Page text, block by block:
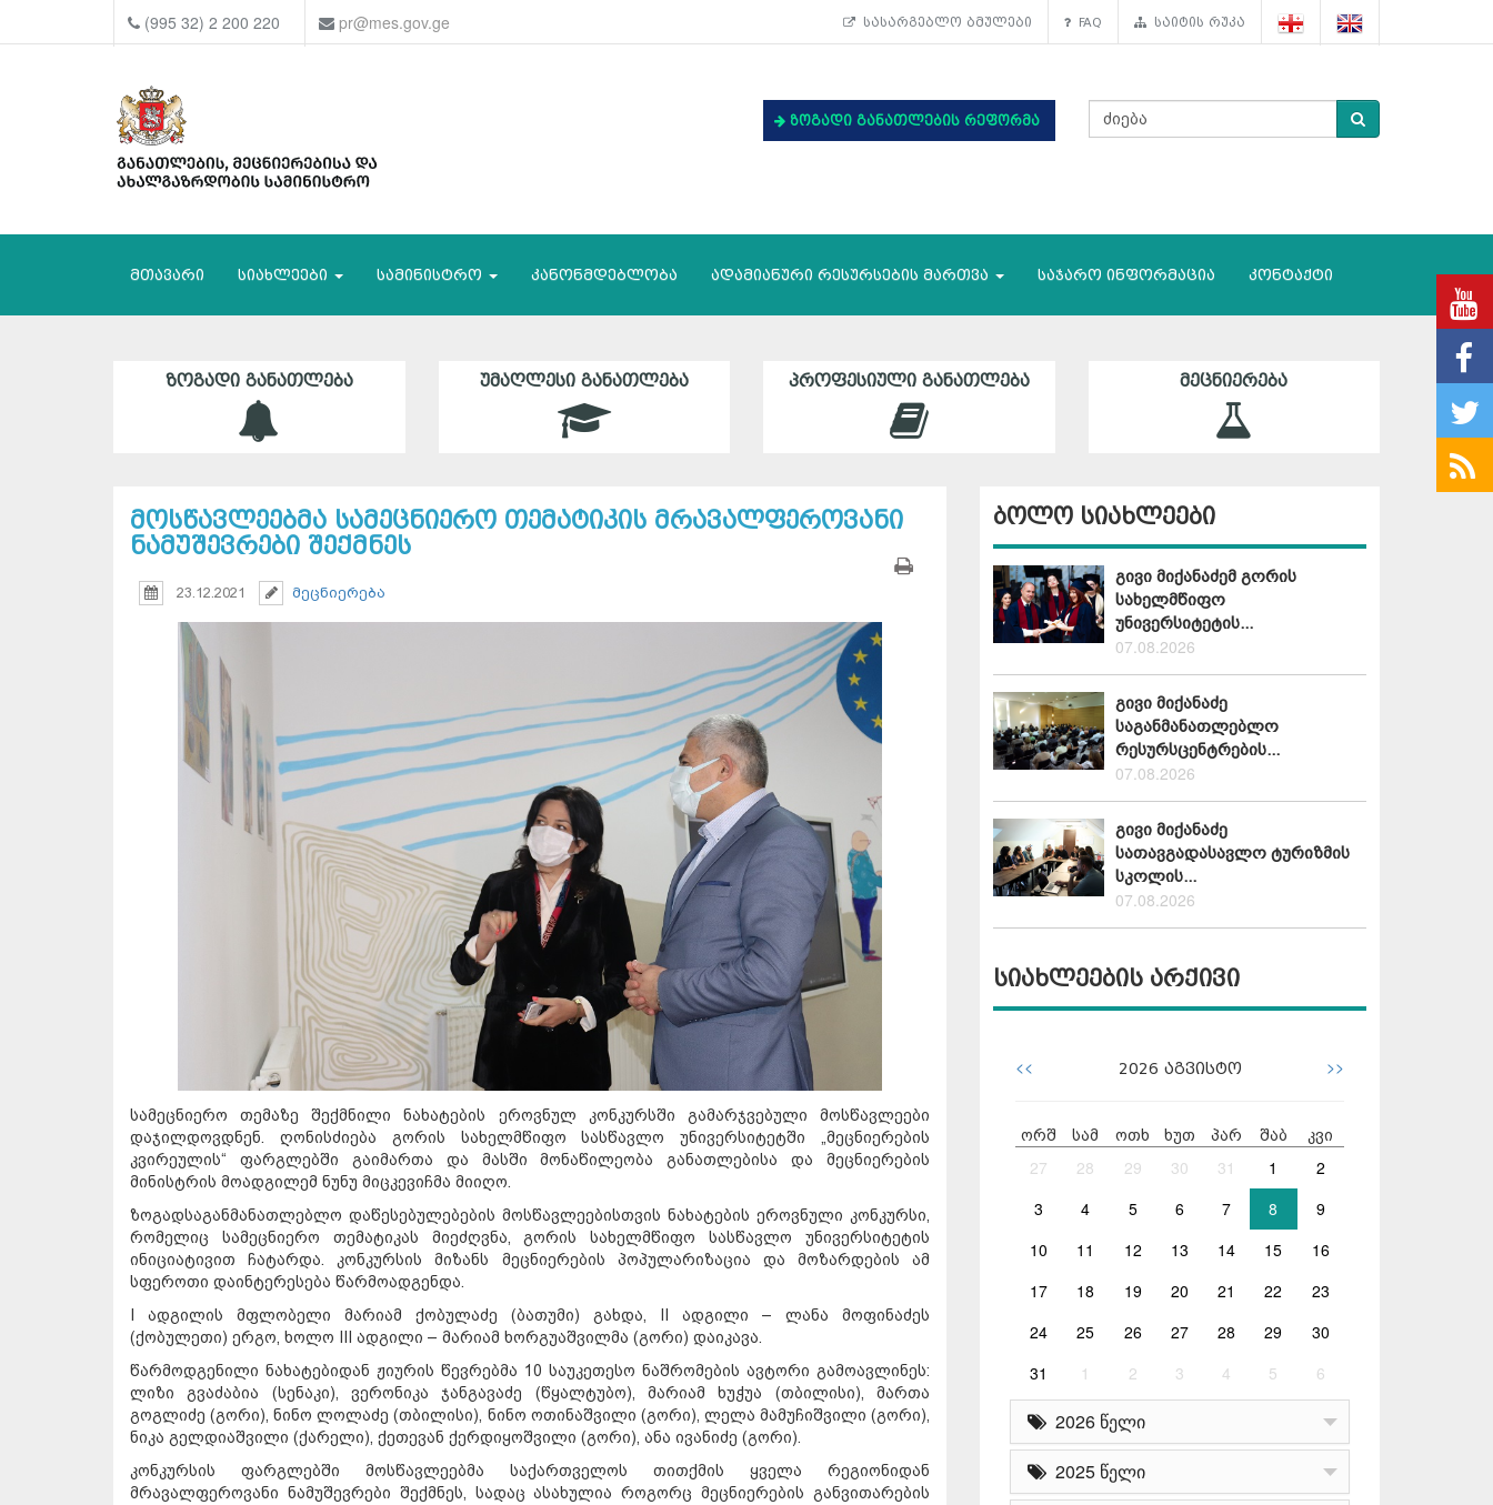
(995 32) 2 200 220 pr@mes.gov.ge სასარგებლო ბმულები FAQ საიტის რუკა
ზოგადი განათლების რეფორმა
მთავარი სიახლეები სამინისტრო კანონმდებლობა ადამიანური რესურსების მართვა საჯარო ინფორმაცია კონტაქტი
ᲖᲝᲒᲐᲓᲘ ᲒᲐᲜᲐᲗᲚᲔᲑᲐ ᲣᲛᲐᲦᲚᲔᲡᲘ ᲒᲐᲜᲐᲗᲚᲔᲑᲐ ᲞᲠᲝᲤᲔᲡᲘᲣᲚᲘ ᲒᲐᲜᲐᲗᲚᲔᲑᲐ ᲛᲔᲪᲜᲘᲔᲠᲔᲑᲐ
მოსწავლეებმა სამეცნიერო თემატიკის მრავალფეროვანი
ნამუშევრები შექმნეს
23.12.2021 მეცნიერება
სამეცნიერო თემაზე შექმნილი ნახატების ეროვნულ კონკურსში გამარჯვებული მოსწავლეები
დაჯილდოვდნენ. ღონისძიება გორის სახელმწიფო სასწავლო უნივერსიტეტში „მეცნიერების
კვირეულის“ ფარგლებში გაიმართა და მასში მონაწილეობა განათლებისა და მეცნიერების
მინისტრის მოადგილემ ნუნუ მიცკევიჩმა მიიღო.
ზოგადსაგანმანათლებლო დაწესებულებების მოსწავლეებისთვის ნახატების ეროვნული კონკურსი,
რომელიც სამეცნიერო თემატიკას მიეძღვნა, გორის სახელმწიფო სასწავლო უნივერსიტეტის
ინიციატივით ჩატარდა. კონკურსის მიზანს მეცნიერების პოპულარიზაცია და მოზარდების ამ
სფეროთი დაინტერესება წარმოადგენდა.
I ადგილის მფლობელი მარიამ ქობულაძე (ბათუმი) გახდა, II ადგილი – ლანა მოფინაძეს
(ქობულეთი) ერგო, ხოლო III ადგილი – მარიამ ხორგუაშვილმა (გორი) დაიკავა.
წარმოდგენილი ნახატებიდან ჟიურის წევრებმა 10 საუკეთესო ნაშრომების ავტორი გამოავლინეს:
ლიზი გვაძაბია (სენაკი), ვერონიკა ჯანგავაძე (წყალტუბო), მარიამ ხუჭუა (თბილისი), მართა
გოგლიძე (გორი), ნინო ლოლაძე (თბილისი), ნინო ოთინაშვილი (გორი), ლელა მამუჩიშვილი (გორი),
ნიკა გელდიაშვილი (ქარელი), ქეთევან ქერდიყოშვილი (გორი), ანა ივანიძე (გორი).
კონკურსის ფარგლებში მოსწავლეებმა საქართველოს თითქმის ყველა რეგიონიდან
მრავალფეროვანი ნამუშევრები შექმნეს, სადაც ასახულია როგორც მეცნიერების განვითარების
ბოლო სიახლეები
გივი მიქანაძემ გორის
სახელმწიფო
უნივერსიტეტის...
07.08.2026
გივი მიქანაძე
საგანმანათლებლო
რესურსცენტრების...
07.08.2026
გივი მიქანაძე
სათავგადასავლო ტურიზმის
სკოლის...
07.08.2026
სიახლეების არქივი
<< 2026 აგვისტო >>
ორშ სამ ოთხ ხუთ პარ შაბ კვი
27 28 29 30 31 1
2
3
4 5 6 7 8
9
10
11 12 13 14 15
16
17
18 19 20 21 22
23
24
25 26 27 28 29
30
31
1 2 3 4 5 6
2026 წელი
2025 წელი